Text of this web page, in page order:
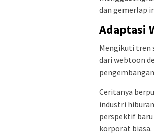
dan gemerlap
Adaptasi
Mengikuti tren
dari webtoon
Ceritanya
industri
perspektif
korporat biasa.